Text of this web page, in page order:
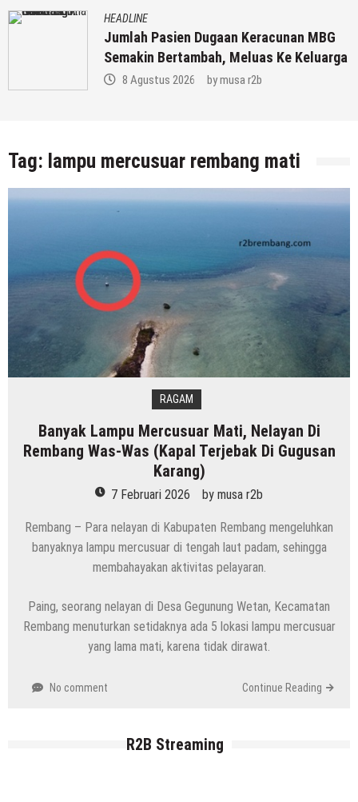
HEADLINE
Jumlah Pasien Dugaan Keracunan MBG
Semakin Bertambah, Meluas Ke Keluarga
8 Agustus 2026 bymusa r2b
Tag: lampu mercusuar rembang mati
RAGAM
Banyak Lampu Mercusuar Mati, Nelayan Di
Rembang Was-Was (Kapal Terjebak Di Gugusan
Karang)
7 Februari 2026 by musa r2b
Rembang – Para nelayan di Kabupaten Rembang mengeluhkan
banyaknya lampu mercusuar di tengah laut padam, sehingga
membahayakan aktivitas pelayaran.
Paing, seorang nelayan di Desa Gegunung Wetan, Kecamatan
Rembang menuturkan setidaknya ada 5 lokasi lampu mercusuar
yang lama mati, karena tidak dirawat.
No comment Continue Reading
R2B Streaming